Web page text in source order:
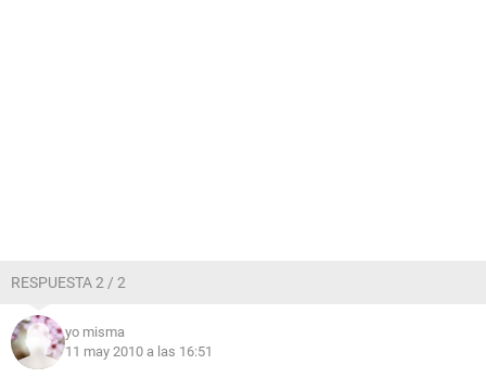
RESPUESTA 2 / 2
yo misma
11 may 2010 a las 16:51